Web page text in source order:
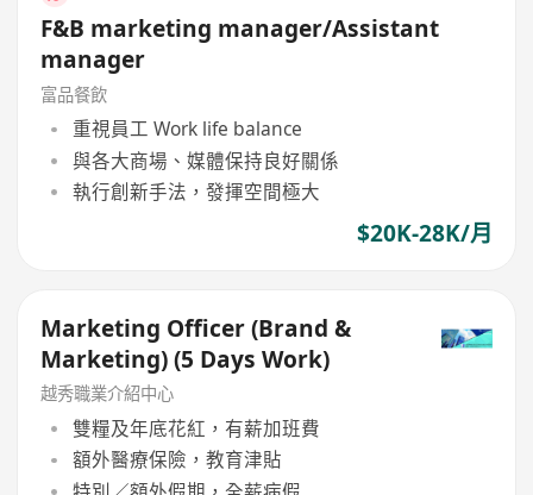
F&B marketing manager/Assistant
manager
富品餐飲
重視員工 Work life balance
與各大商場、媒體保持良好關係
執行創新手法，發揮空間極大
$20K-28K/月
Marketing Officer (Brand &
Marketing) (5 Days Work)
越秀職業介紹中心
雙糧及年底花紅，有薪加班費
額外醫療保險，教育津貼